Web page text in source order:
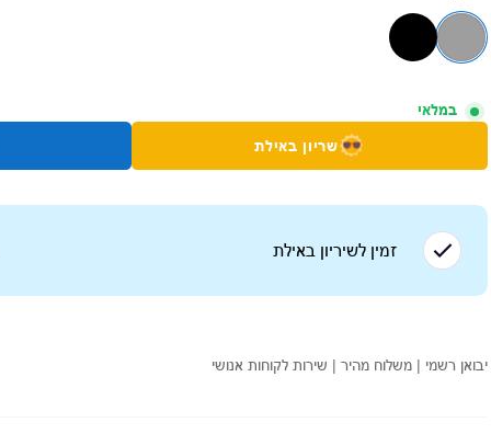
במלאי
שריון באילת
זמין לשיריון באילת
יבואן רשמי | משלוח מהיר | שירות לקוחות אנושי